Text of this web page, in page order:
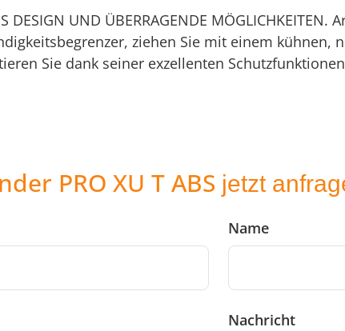
DESIGN UND ÜBERRAGENDE
ziehen Sie mit einem kühnen,
Sie dank seiner exzellenten
PRO XU T ABS jetzt
Name
Nachricht